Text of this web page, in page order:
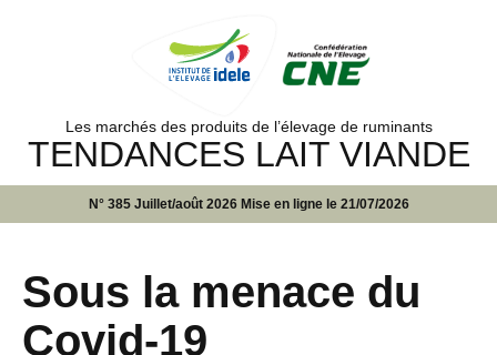
Les marchés des produits de l’élevage de ruminants
TENDANCES LAIT VIANDE
N° 385 Juillet/août 2026 Mise en ligne le 21/07/2026
Sous la menace du
Covid-19